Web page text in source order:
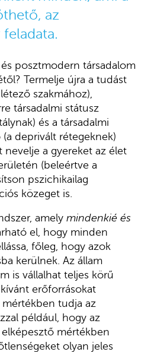
az
posztmodern társadalom
Termelje újra a tudást
szakmához),
társadalmi státusz
és a társadalmi
deprivált rétegeknek)
a gyereket az élet
(beleértve a
pszichikailag
közeget is.
amely mindenkié és
el, hogy minden
főleg, hogy azok
kerülnek. Az állam
is vállalhat teljes körű
erőforrásokat
tudja az
például, hogy az
mértékben
olyan jeles